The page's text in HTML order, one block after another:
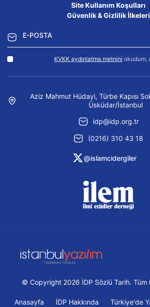
Site Kullanım Koşulları
Güvenlik & Gizlilik İlkeleri
KVKK aydınlatma metnini okudum,
Aziz Mahmut Hüdayi, Türbe Kapısı
Üsküdar/İstanbul
idp@idp.org.tr
(0216) 310 43 18
@islamcidergiler
© Copyright 2026 İDP Sözlü Tarih. Tüm
Anasayfa İDP Hakkında Türkiye'de